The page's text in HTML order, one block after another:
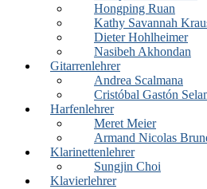
Hongping Ruan
Kathy Savannah
Dieter Hohlheimer
Nasibeh Akhondan
Gitarrenlehrer
Andrea Scalmana
Cristóbal Gastón
Harfenlehrer
Meret Meier
Armand Nicolas
Klarinettenlehrer
Sungjin Choi
Klavierlehrer